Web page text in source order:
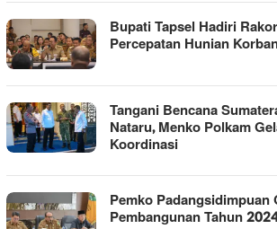
Bupati Tapsel Hadiri
Percepatan Hunian
Tangani Bencana
Nataru, Menko Polkam
Koordinasi
Pemko Padangsidimpuan
Pembangunan Tahun